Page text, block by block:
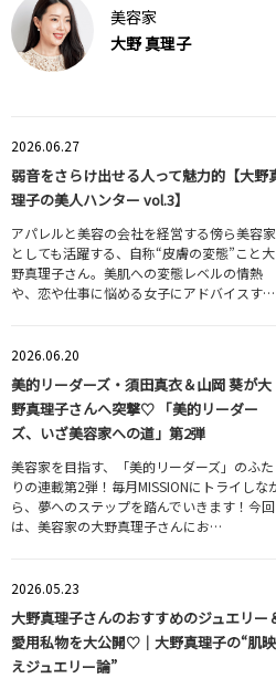
美容家
大野 真理子
2026.06.27
弱音をさらけ出せる人って魅力的【大野
理子の美人ハンター vol.3】
アパレルと美容の会社を経営する傍ら美容家
としても活躍する、自称“皮膚の変態”こと大
野真理子さん。美肌への変態レベルの情熱
や、恋や仕事に悩める女子にアドバイスす…
2026.06.20
美的リーダーズ・須田真衣＆山岡 葵が大
野真理子さんへ突撃♡ 「美的リーダー
ズ、いざ美容家への道」第2弾
美容家を目指す、「美的リーダーズ」のふた
りの連載第2弾！毎月MISSIONにトライしな
ら、夢へのステップを踏んでいきます！今回
は、美容家の大野真理子さんにお…
2026.05.23
大野真理子さんのおすすめのジュエリー
愛用私物を大公開♡｜大野真理子の“肌映
えジュエリー論”